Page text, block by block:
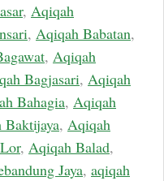
, Aqiqah
, Aqiqah Babatan,
, Aqiqah
Bagjasari, Aqiqah
Bahagia, Aqiqah
Baktijaya, Aqiqah
, Aqiqah Balad,
Jaya, aqiqah